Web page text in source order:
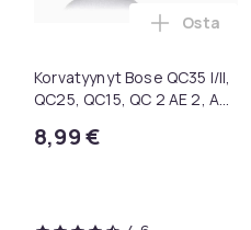
Samsung
Korvatyynyt Bose QC35 I/II,
QC25, QC15, QC 2 AE 2, AE
SoundLink Black
8,99 €
Lisää
Osta